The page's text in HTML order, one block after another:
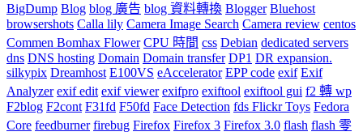
BigDump Blog blog 廣告 blog 資料轉換 Blogger Bluehost
browsershots Calla lily Camera Image Search Camera review centos
Commen Bomhax Flower CPU 時間 css Debian dedicated servers
dns DNS hosting Domain Domain transfer DP1 DR expansion.
silkypix Dreamhost E100VS eAccelerator EPP code exif Exif
Analyzer exif edit exif viewer exifpro exiftool exiftool gui f2 轉 wp
F2blog F2cont F31fd F50fd Face Detection fds Flickr Toys Fedora
Core feedburner firebug Firefox Firefox 3 Firefox 3.0 flash flash 零